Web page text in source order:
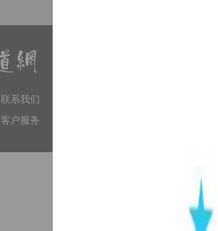
联系我们
客户服务
备案序号：